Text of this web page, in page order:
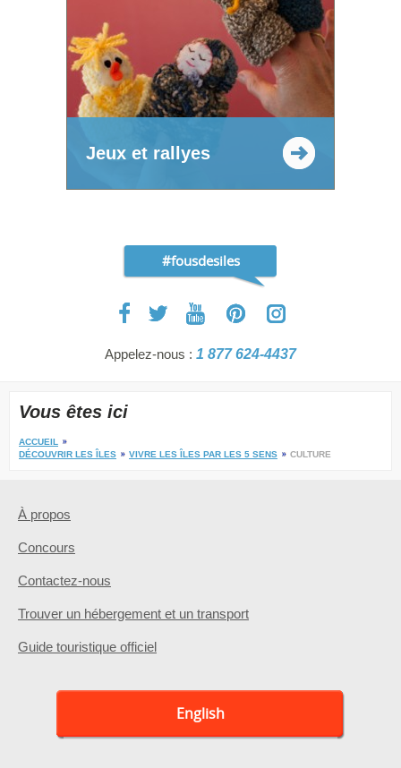
Jeux et rallyes
#fousdesiles
Appelez-nous : 1 877 624-4437
Vous êtes ici
ACCUEIL
DÉCOUVRIR LES ÎLES
VIVRE LES ÎLES PAR LES 5 SENS CULTURE
À propos
Concours
Contactez-nous
Trouver un hébergement et un transport
Guide touristique officiel
English